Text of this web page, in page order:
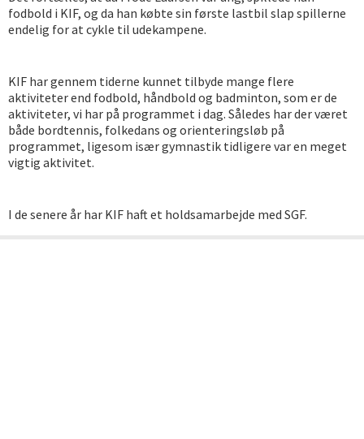
fodbold i KIF, og da han købte sin første lastbil slap spillerne
endelig for at cykle til udekampene.
KIF har gennem tiderne kunnet tilbyde mange flere
aktiviteter end fodbold, håndbold og badminton, som er de
aktiviteter, vi har på programmet i dag. Således har der været
både bordtennis, folkedans og orienteringsløb på
programmet, ligesom især gymnastik tidligere var en meget
vigtig aktivitet.
I de senere år har KIF haft et holdsamarbejde med SGF.